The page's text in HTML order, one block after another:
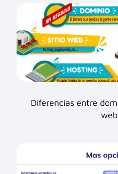
Diferencias entre
web